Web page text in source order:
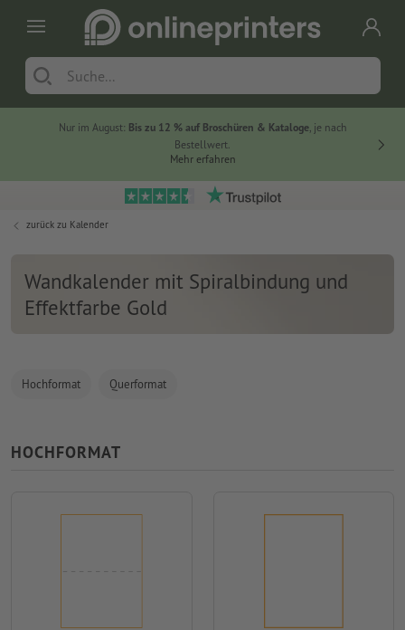
Nur im August: Bis zu 12 % auf Broschüren & Kataloge, je nach
Bestellwert.
Mehr erfahren
zurück zu Kalender
Wandkalender mit Spiralbindung und
Effektfarbe Gold
Hochformat Querformat
HOCHFORMAT